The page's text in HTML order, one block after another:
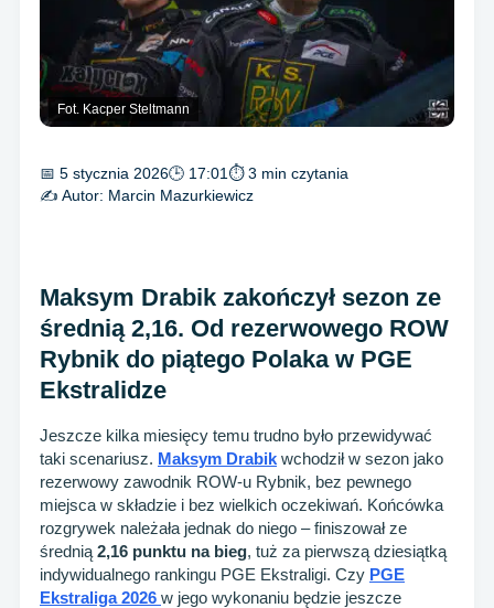
Fot. Kacper Steltmann
📅 5 stycznia 2026🕒 17:01 ⏱ 3 min czytania
✍️ Autor: Marcin Mazurkiewicz
Maksym Drabik zakończył sezon ze
średnią 2,16. Od rezerwowego ROW
Rybnik do piątego Polaka w PGE
Ekstralidze
Jeszcze kilka miesięcy temu trudno było przewidywać
taki scenariusz. Maksym Drabik wchodził w sezon jako
rezerwowy zawodnik ROW-u Rybnik, bez pewnego
miejsca w składzie i bez wielkich oczekiwań. Końcówka
rozgrywek należała jednak do niego – finiszował ze
średnią 2,16 punktu na bieg, tuż za pierwszą dziesiątką
indywidualnego rankingu PGE Ekstraligi. Czy PGE
Ekstraliga 2026 w jego wykonaniu będzie jeszcze